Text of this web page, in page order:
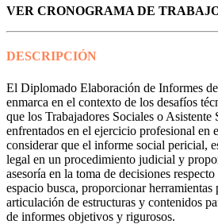
VER CRONOGRAMA DE
DESCRIPCIÓN
El Diplomado Elaboración de Informes
enmarca en el contexto de los desafíos
que los Trabajadores Sociales o Asistente
enfrentados en el ejercicio profesional en
considerar que el informe social pericial,
legal en un procedimiento judicial y
asesoría en la toma de decisiones
espacio busca, proporcionar herramientas
articulación de estructuras y contenidos
de informes objetivos y rigurosos.